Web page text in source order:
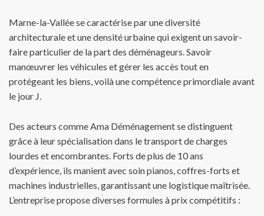
Marne-la-Vallée se caractérise par une diversité
architecturale et une densité urbaine qui exigent un savoir-
faire particulier de la part des déménageurs. Savoir
manœuvrer les véhicules et gérer les accès tout en
protégeant les biens, voilà une compétence primordiale avant
le jour J.
Des acteurs comme Ama Déménagement se distinguent
grâce à leur spécialisation dans le transport de charges
lourdes et encombrantes. Forts de plus de 10 ans
d’expérience, ils manient avec soin pianos, coffres-forts et
machines industrielles, garantissant une logistique maîtrisée.
L’entreprise propose diverses formules à prix compétitifs :